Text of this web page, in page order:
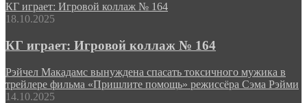
КГ играет: Игровой коллаж № 164
18.10.2025
КГ играет: Игровой коллаж № 164
Рэйчел Макадамс вынуждена спасать токсичного мужика в
трейлере фильма «Пришлите помощь» режиссёра Сэма Рэйми
14.10.2025